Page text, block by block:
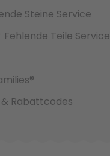
Steine Service
Fehlende Teile Service
Rabattcodes